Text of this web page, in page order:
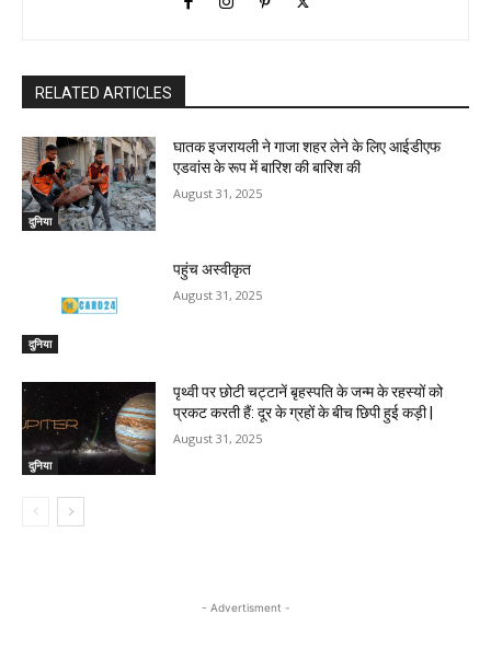
RELATED ARTICLES
दुनिया
घातक इजरायली ने गाजा शहर लेने के लिए आईडीएफ
एडवांस के रूप में बारिश की बारिश की
August 31, 2025
दुनिया
पहुंच अस्वीकृत
August 31, 2025
दुनिया
पृथ्वी पर छोटी चट्टानें बृहस्पति के जन्म के रहस्यों को
प्रकट करती हैं: दूर के ग्रहों के बीच छिपी हुई कड़ी |
August 31, 2025
- Advertisment -